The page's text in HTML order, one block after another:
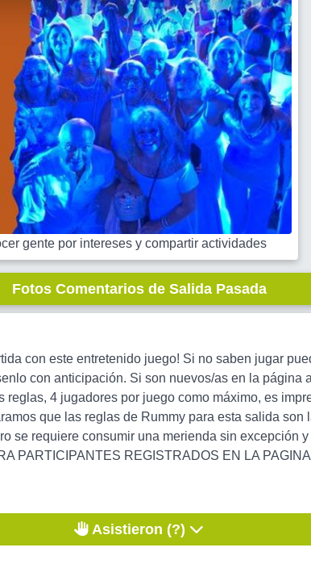
gente por intereses y compartir actividades
Fotos Comentarios de Salida Pasada
con este entretenido juego! Si no saben jugar
con anticipación. Si son nuevos/as en la página
reglas, 4 jugadores por juego como máximo, es
que las reglas de Rummy para esta salida
se requiere consumir una merienda sin excepción
PARTICIPANTES REGISTRADOS EN LA
Asistieron (?)